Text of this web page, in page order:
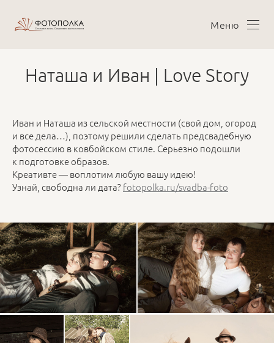
Меню
Наташа и Иван | Love Story
Иван и Наташа из сельской местности (свой дом, огород
и все дела…), поэтому решили сделать предсвадебную
фотосессию в ковбойском стиле. Серьезно подошли
к подготовке образов.
Креативте — воплотим любую вашу идею!
Узнай, свободна ли дата?fotopolka.ru/svadba-foto